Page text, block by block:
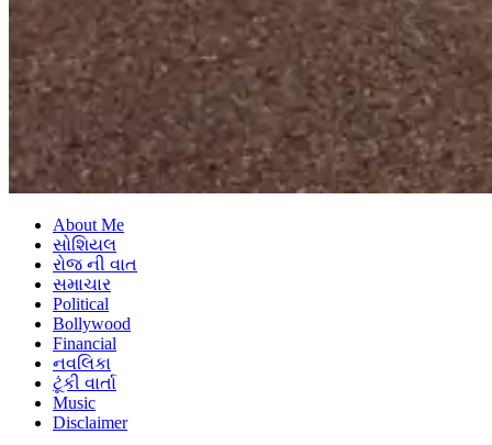
About Me
સોશિયલ
રોજ ની વાત
સમાચાર
Political
Bollywood
Financial
નવલિકા
ટૂંકી વાર્તા
Music
Disclaimer